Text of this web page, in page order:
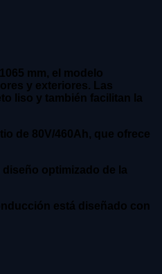
mm, el modelo
y exteriores. Las
liso y también facilitan la
de 80V/460Ah, que ofrece
optimizado de la
está diseñado con